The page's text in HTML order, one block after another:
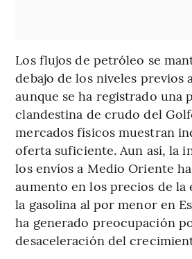
Los flujos de petróleo se
debajo de los niveles previos
aunque se ha registrado una
clandestina de crudo del
mercados físicos muestran
oferta suficiente. Aun así, la
los envíos a Medio Oriente
aumento en los precios de la
la gasolina al por menor en
ha generado preocupación
desaceleración del